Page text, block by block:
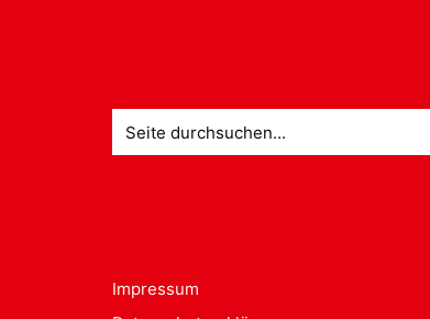
nach:
Impressum